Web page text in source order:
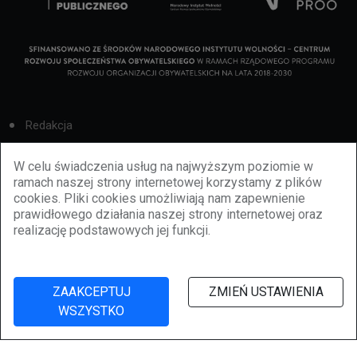
W celu świadczenia usług na najwyższym poziomie w
ramach naszej strony internetowej korzystamy z plików
cookies. Pliki cookies umożliwiają nam zapewnienie
prawidłowego działania naszej strony internetowej oraz
realizację podstawowych jej funkcji.
ZAAKCEPTUJ
WSZYSTKO
ZMIEŃ USTAWIENIA
Redakcja
Cookies
Reklama
BBiletomania